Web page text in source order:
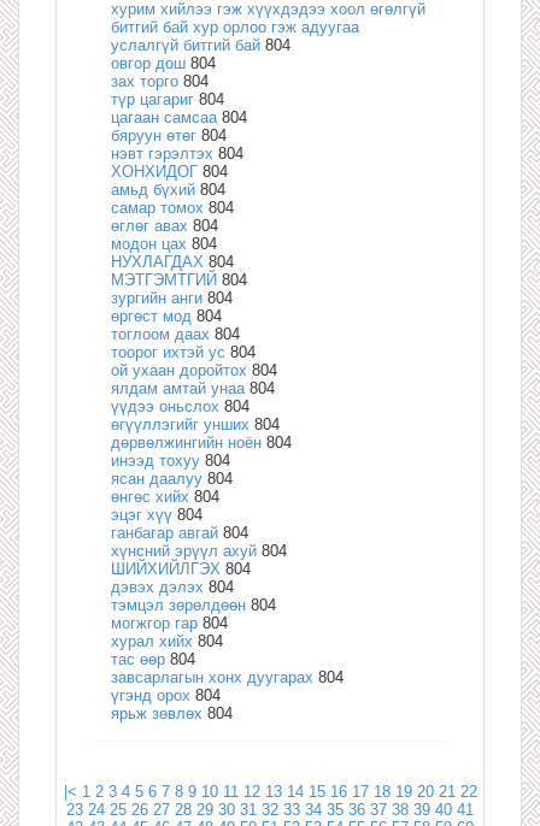
хурим хийлээ гэж хүүхдэдээ хоол өгөлгүй
битгий бай хур орлоо гэж адуугаа
услалгүй битгий бай 804
овгор дош 804
зах торго 804
түр цагариг 804
цагаан самсаа 804
бяруун өтөг 804
нэвт гэрэлтэх 804
ХОНХИДОГ 804
амьд бүхий 804
самар томох 804
өглөг авах 804
модон цах 804
НУХЛАГДАХ 804
МЭТГЭМТГИЙ 804
зургийн анги 804
өргөст мод 804
тоглоом даах 804
тоорог ихтэй ус 804
ой ухаан доройтох 804
ялдам амтай унаа 804
үүдээ оньслох 804
өгүүллэгийг унших 804
дөрвөлжингийн ноён 804
инээд тохуу 804
ясан даалуу 804
өнгөс хийх 804
эцэг хүү 804
ганбагар авгай 804
хүнсний эрүүл ахуй 804
ШИЙХИЙЛГЭХ 804
дэвэх дэлэх 804
тэмцэл зөрөлдөөн 804
могжгор гар 804
хурал хийх 804
тас өөр 804
завсарлагын хонх дуугарах 804
үгэнд орох 804
ярьж зөвлөх 804
|< 1 2 3 4 5 6 7 8 9 10 11 12 13 14 15 16 17 18 19 20 21 22
23 24 25 26 27 28 29 30 31 32 33 34 35 36 37 38 39 40 41